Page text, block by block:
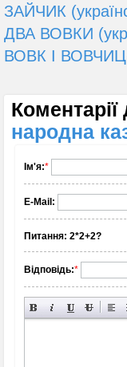
ЗАЙЧИК
ДВА ВОВКИ
ВОВК І ВОВЧИЦЯ
Коментарії
народна
Ім'я:*
E-Mail:
Питання: 2*2+2?
Відповідь:*